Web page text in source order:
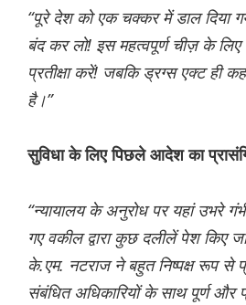
“पूरे देश को एक चक्कर में डाल
बंद कर लो! इस महत्वपूर्ण चीज़ के
प्रतीक्षा करें! जबकि ड्रग्स एक्ट ही
है।”
सुविधा के लिए पिछले आदेश का
“न्यायालय के अनुरोध पर यहां उभरे
गए वकील द्वारा कुछ दलीलें पेश किए
के.एम. नटराज ने बहुत निष्पक्ष रूप से
संबंधित अधिकारियों के साथ पूर्ण और